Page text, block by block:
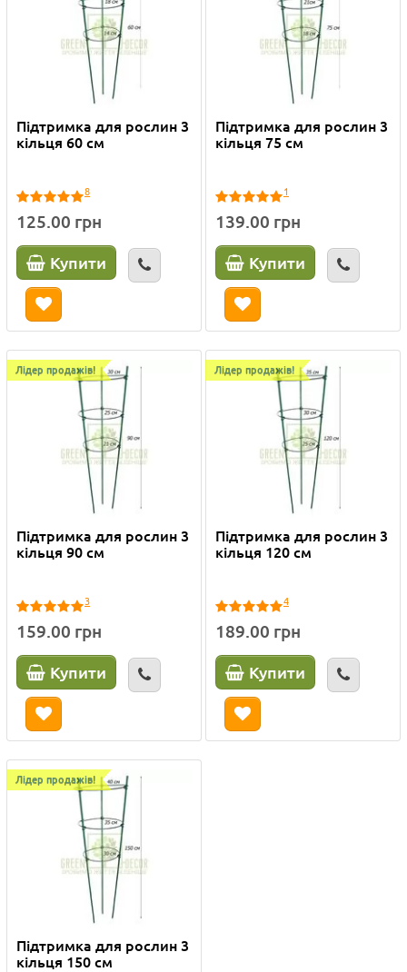
Підтримка для рослин 3
кільця 60 см
8
125.00 грн
Купити
Підтримка для рослин 3
кільця 75 см
1
139.00 грн
Купити
Лідер продажів!
Підтримка для рослин 3
кільця 90 см
3
159.00 грн
Купити
Лідер продажів!
Підтримка для рослин 3
кільця 120 см
4
189.00 грн
Купити
Лідер продажів!
Підтримка для рослин 3
кільця 150 см